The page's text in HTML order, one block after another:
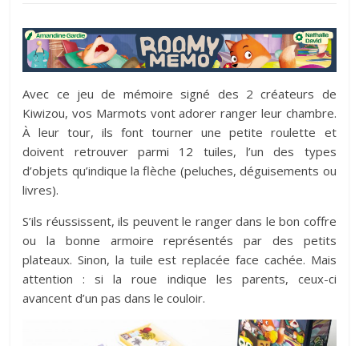
Avec ce jeu de mémoire signé des 2 créateurs de
Kiwizou, vos Marmots vont adorer ranger leur chambre.
À leur tour, ils font tourner une petite roulette et
doivent retrouver parmi 12 tuiles, l’un des types
d’objets qu’indique la flèche (peluches, déguisements ou
livres).
S’ils réussissent, ils peuvent le ranger dans le bon coffre
ou la bonne armoire représentés par des petits
plateaux. Sinon, la tuile est replacée face cachée. Mais
attention : si la roue indique les parents, ceux-ci
avancent d’un pas dans le couloir.